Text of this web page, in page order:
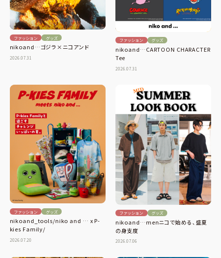
ファッション グッズ
nikoand…ゴジラ×ニコアンド
2026.07.31
ファッション グッズ
nikoand…CARTOON CHARACTER
Tee
2026.07.31
ファッション グッズ
nikoand_tools/niko and … x P-
kies Family/
2026.07.20
ファッション グッズ
nikoand…menニコで始める、盛夏
の身支度
2026.07.06